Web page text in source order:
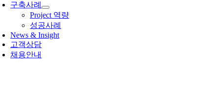
구축사례
Project 역량
성공사례
News & Insight
고객상담
채용안내